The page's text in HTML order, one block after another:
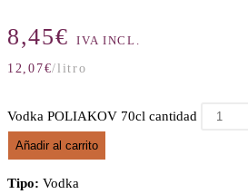
8,45€ IVA INCL.
12,07€/litro
Vodka POLIAKOV 70cl cantidad
Añadir al carrito
Tipo: Vodka